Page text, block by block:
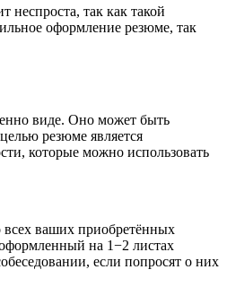
неспроста, так как такой
оформление резюме, так
виде. Оно может быть
резюме является
которые можно использовать
ваших приобретённых
на 1−2 листах
если попросят о них